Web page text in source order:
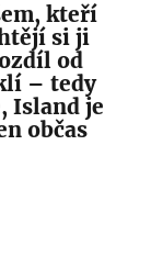
kteří
si ji
od
– tedy
Island je
občas
v